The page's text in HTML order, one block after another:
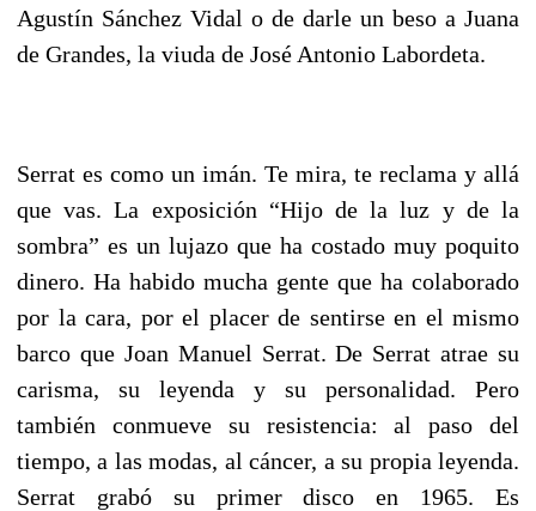
Agustín Sánchez Vidal o de darle un beso a Juana
de Grandes, la viuda de José Antonio Labordeta.
Serrat es como un imán. Te mira, te reclama y allá
que vas. La exposición “Hijo de la luz y de la
sombra” es un lujazo que ha costado muy poquito
dinero. Ha habido mucha gente que ha colaborado
por la cara, por el placer de sentirse en el mismo
barco que Joan Manuel Serrat. De Serrat atrae su
carisma, su leyenda y su personalidad. Pero
también conmueve su resistencia: al paso del
tiempo, a las modas, al cáncer, a su propia leyenda.
Serrat grabó su primer disco en 1965. Es